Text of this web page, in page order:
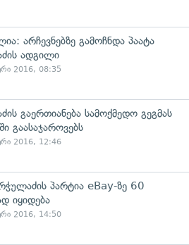
არჩევნებზე გამოჩნდა პაატა
ადგილი
2016, 08:35
გაერთიანება სამოქმედო გეგმას
გაასაჯაროვებს
2016, 12:46
პარტია eBay-ზე 60
იყიდება
2016, 14:50